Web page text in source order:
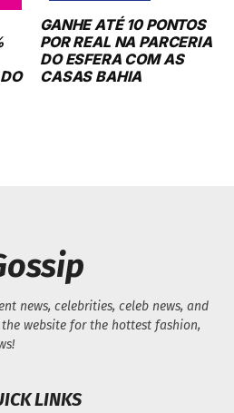
GANHE ATÉ 10 PONTOS
POR REAL NA PARCERIA
DO ESFERA COM AS
CASAS BAHIA
news, celebrities, celeb news, and
website for the hottest fashion,
LINKS